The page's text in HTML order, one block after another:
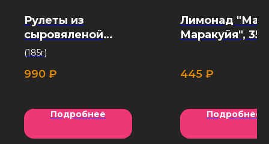
Рулеты из
сыровяленой
говядины
(185г)
990 ₽
Подробнее
Лимонад
Маракуйя",
445 ₽
Подробнее